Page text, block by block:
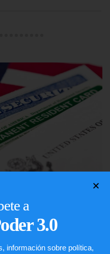
a
3.0
información sobre política,